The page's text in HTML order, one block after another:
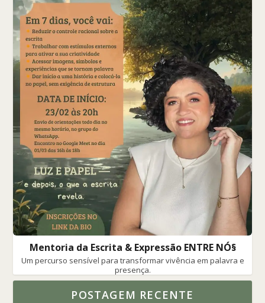
Mentoria da Escrita & Expressão ENTRE NÓ§
Um percurso sensível para transformar vivência em palavra e
presença.
POSTAGEM RECENTE